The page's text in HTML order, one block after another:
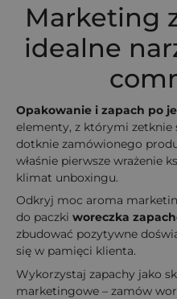
Marketing
idealne
Opakowanie i zapach po
elementy, z którymi zetknie
dotknie zamówionego
właśnie pierwsze wrażenie
klimat unboxingu.
Odkryj moc aroma
do paczki woreczka
zbudować pozytywne
się w pamięci klienta.
Wykorzystaj zapachy jako
marketingowe – zamów